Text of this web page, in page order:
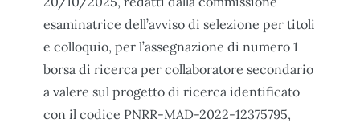
esaminatrice dell’avviso di selezione per titoli
e colloquio, per l’assegnazione di numero 1
borsa di ricerca per collaboratore secondario
a valere sul progetto di ricerca identificato
con il codice PNRR-MAD-2022-12375795,